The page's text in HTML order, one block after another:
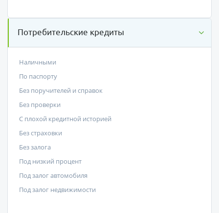
Потребительские кредиты
Наличными
По паспорту
Без поручителей и справок
Без проверки
С плохой кредитной историей
Без страховки
Без залога
Под низкий процент
Под залог автомобиля
Под залог недвижимости